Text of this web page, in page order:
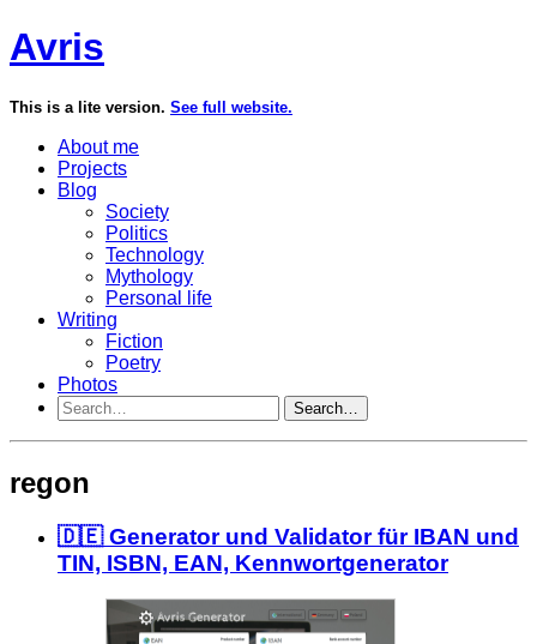
Avris
This is a lite version. See full website.
About me
Projects
Blog
Society
Politics
Technology
Mythology
Personal life
Writing
Fiction
Poetry
Photos
Search…
regon
🇩🇪 Generator und Validator für IBAN und
TIN, ISBN, EAN, Kennwortgenerator